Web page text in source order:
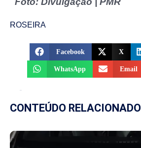
ROSEIRA
Facebook X
WhatsApp Email
CONTEÚDO RELACIONADO